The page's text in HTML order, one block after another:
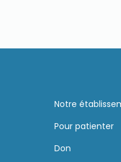
Notre
Pour patienter
Don